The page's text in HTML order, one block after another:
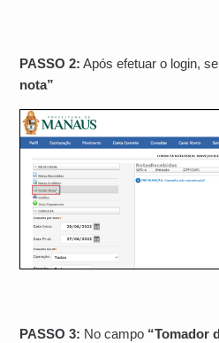
PASSO 2: Após efetuar o login,
nota”
PASSO 3: No campo “Tomador